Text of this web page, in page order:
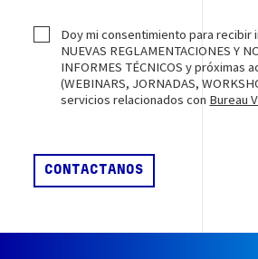
Doy mi consentimiento para recibir
NUEVAS REGLAMENTACIONES Y
INFORMES TÉCNICOS y próximas
(WEBINARS, JORNADAS,
servicios relacionados con Bureau